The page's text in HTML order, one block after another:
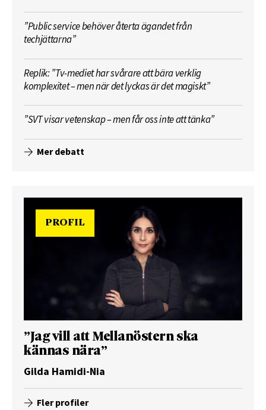
”Public service behöver återta ägandet från
techjättarna”
Replik: ”Tv-mediet har svårare att bära verklig
komplexitet – men när det lyckas är det magiskt”
”SVT visar vetenskap – men får oss inte att tänka”
Mer debatt
PROFIL
”Jag vill att Mellanöstern ska
kännas nära”
Gilda Hamidi-Nia
Fler profiler